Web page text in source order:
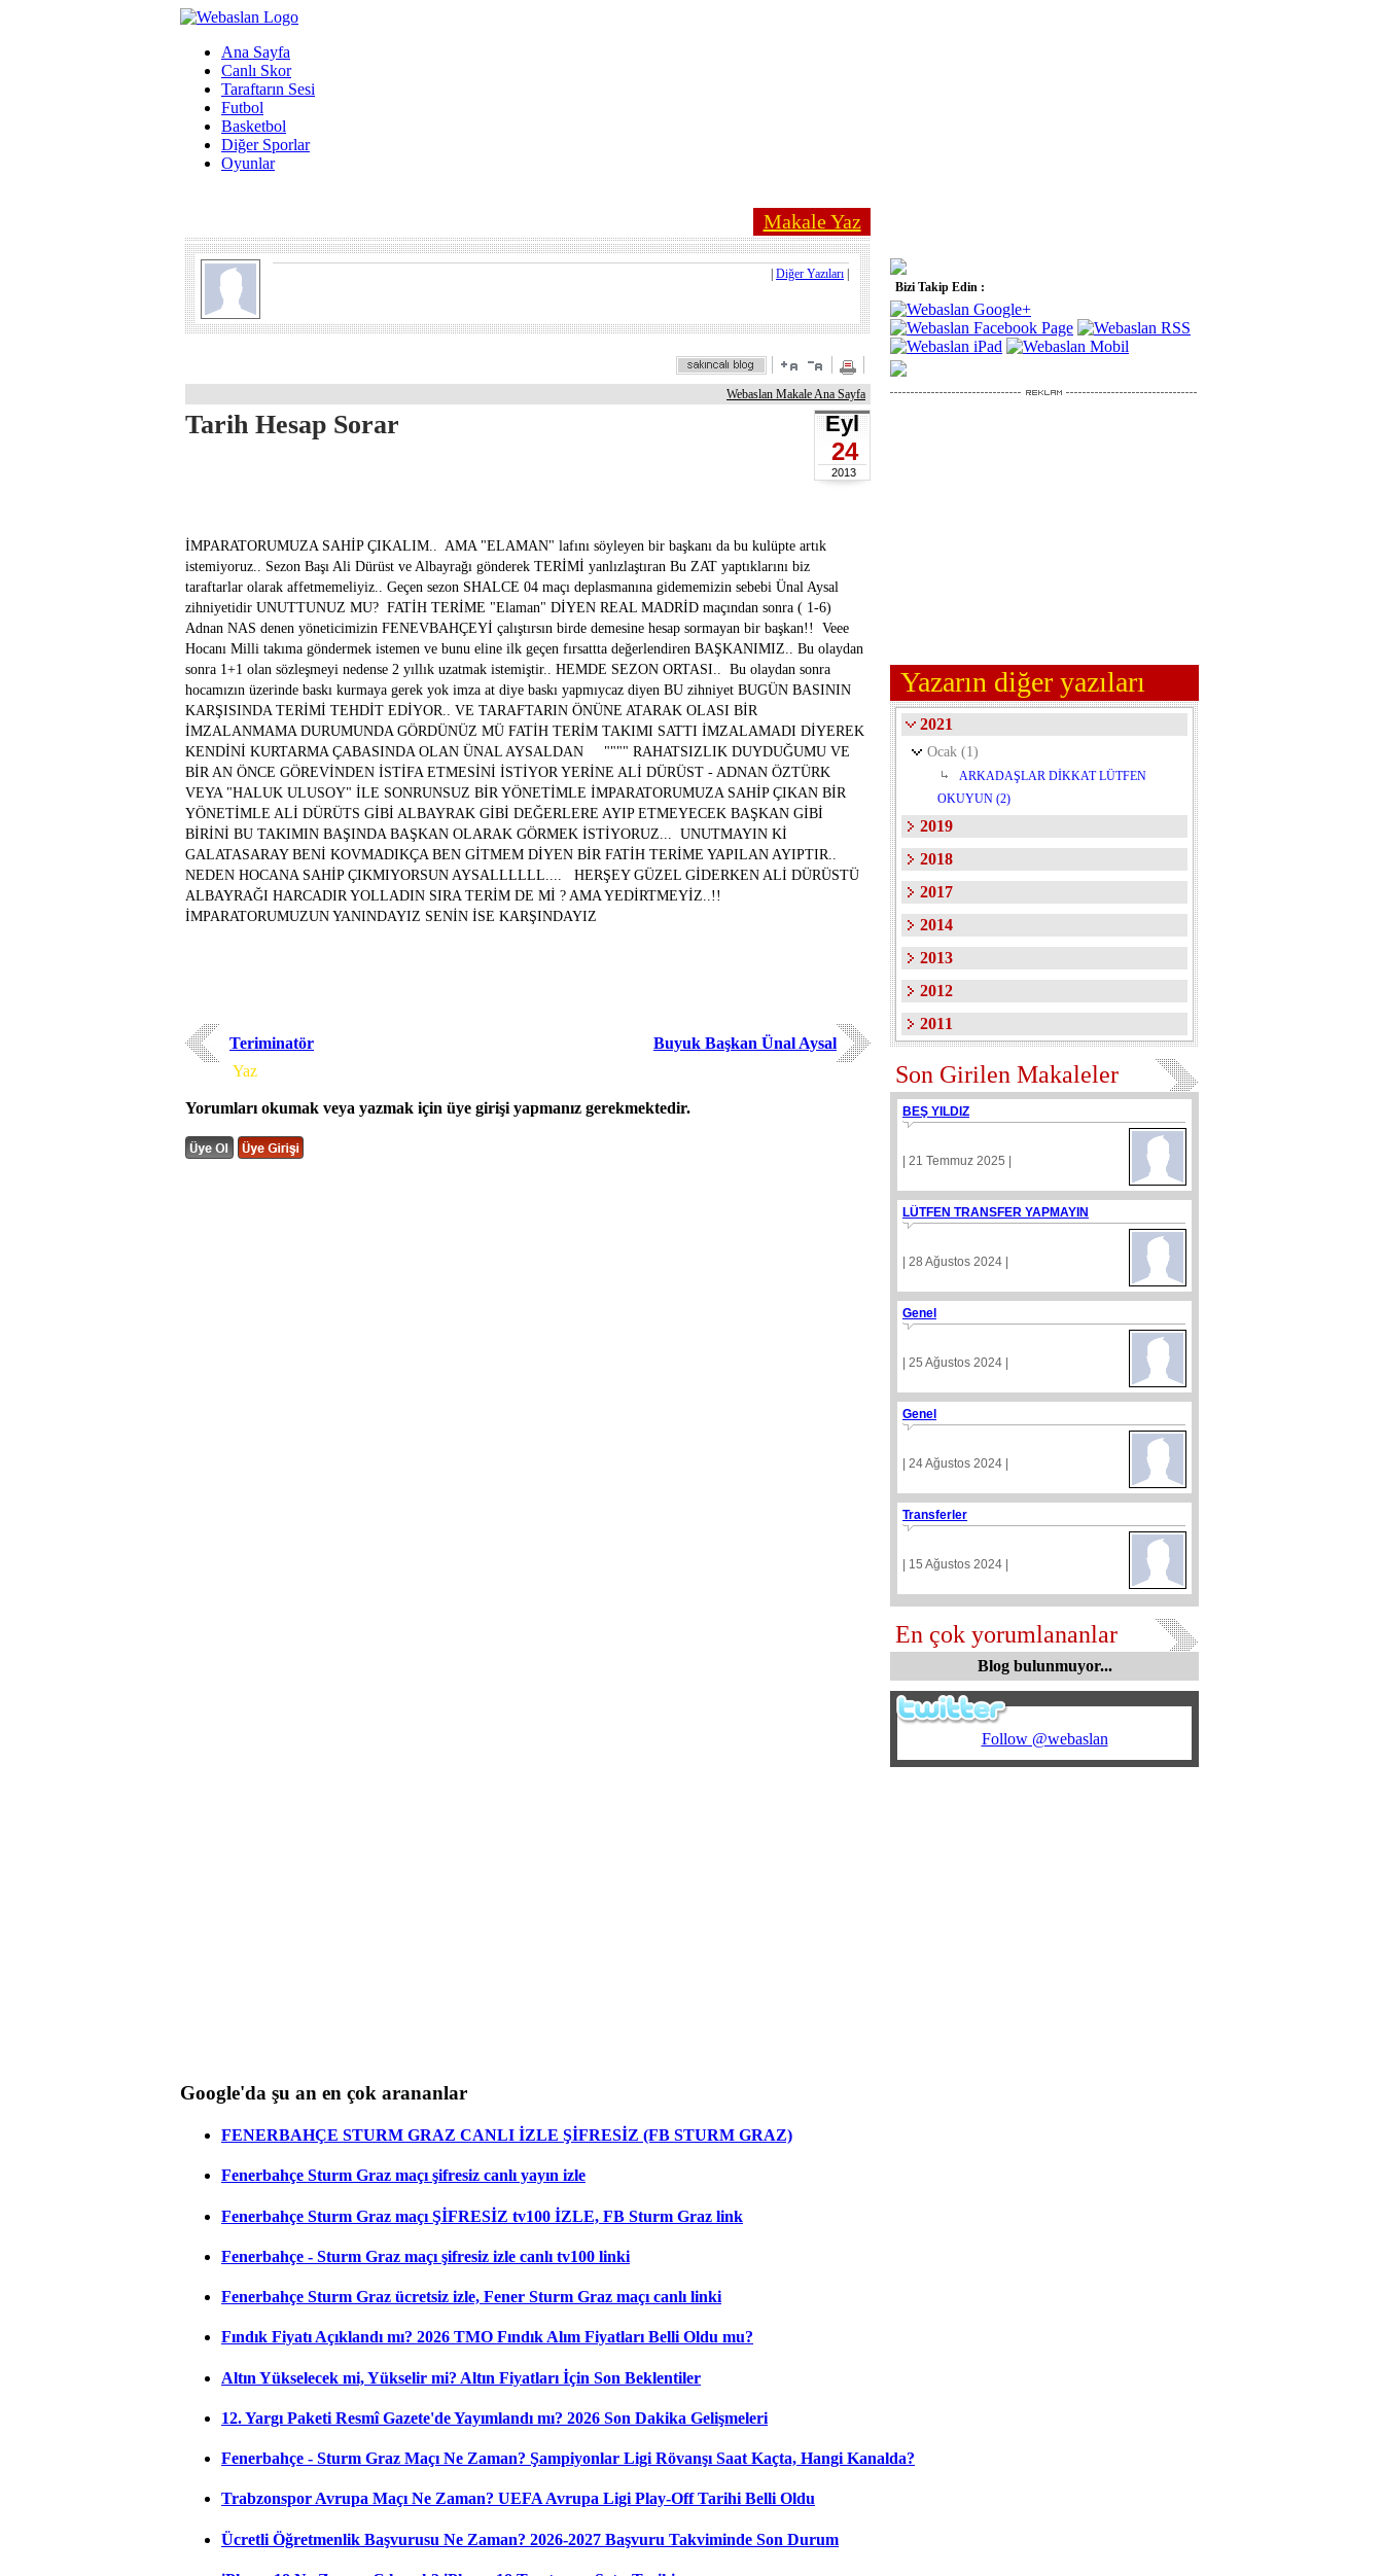
Ana Sayfa
Canlı Skor
Taraftarın Sesi
Futbol
Basketbol
Diğer Sporlar
Oyunlar
Makale Yaz
Diğer Yazıları
Webaslan Makale Ana Sayfa
Tarih Hesap Sorar Eyl
24
2013
İMPARATORUMUZA SAHİP ÇIKALIM.. AMA "ELAMAN" lafını söyleyen bir başkanı da bu kulüpte artık
istemiyoruz.. Sezon Başı Ali Dürüst ve Albayrağı gönderek TERİMİ yanlızlaştıran Bu ZAT yaptıklarını biz
taraftarlar olarak affetmemeliyiz.. Geçen sezon SHALCE 04 maçı deplasmanına gidememizin sebebi Ünal Aysal
zihniyetidir UNUTTUNUZ MU? FATİH TERİME "Elaman" DİYEN REAL MADRİD maçından sonra ( 1-6)
Adnan NAS denen yöneticimizin FENEVBAHÇEYİ çalıştırsın birde demesine hesap sormayan bir başkan!! Veee
Hocanı Milli takıma göndermek istemen ve bunu eline ilk geçen fırsattta değerlendiren BAŞKANIMIZ.. Bu olaydan
sonra 1+1 olan sözleşmeyi nedense 2 yıllık uzatmak istemiştir.. HEMDE SEZON ORTASI.. Bu olaydan sonra
hocamızın üzerinde baskı kurmaya gerek yok imza at diye baskı yapmıycaz diyen BU zihniyet BUGÜN BASININ
KARŞISINDA TERİMİ TEHDİT EDİYOR.. VE TARAFTARIN ÖNÜNE ATARAK OLASI BİR
İMZALANMAMA DURUMUNDA GÖRDÜNÜZ MÜ FATİH TERİM TAKIMI SATTI İMZALAMADI DİYEREK
KENDİNİ KURTARMA ÇABASINDA OLAN ÜNAL AYSALDAN """" RAHATSIZLIK DUYDUĞUMU VE
BİR AN ÖNCE GÖREVİNDEN İSTİFA ETMESİNİ İSTİYOR YERİNE ALİ DÜRÜST - ADNAN ÖZTÜRK
VEYA "HALUK ULUSOY" İLE SONRUNSUZ BİR YÖNETİMLE İMPARATORUMUZA SAHİP ÇIKAN BİR
YÖNETİMLE ALİ DÜRÜTS GİBİ ALBAYRAK GİBİ DEĞERLERE AYIP ETMEYECEK BAŞKAN GİBİ
BİRİNİ BU TAKIMIN BAŞINDA BAŞKAN OLARAK GÖRMEK İSTİYORUZ... UNUTMAYIN Kİ
GALATASARAY BENİ KOVMADIKÇA BEN GİTMEM DİYEN BİR FATİH TERİME YAPILAN AYIPTIR..
NEDEN HOCANA SAHİP ÇIKMIYORSUN AYSALLLLLL.... HERŞEY GÜZEL GİDERKEN ALİ DÜRÜSTÜ
ALBAYRAĞI HARCADIR YOLLADIN SIRA TERİM DE Mİ ? AMA YEDİRTMEYİZ..!!
İMPARATORUMUZUN YANINDAYIZ SENİN İSE KARŞINDAYIZ
Teriminatör
Buyuk Başkan Ünal Aysal
Yaz
Yorumları okumak veya yazmak için üye girişi yapmanız gerekmektedir.
Bizi Takip Edin :
Yazarın diğer yazıları
2021
Ocak (1)
ARKADAŞLAR DİKKAT LÜTFEN
OKUYUN (2)
2019
2018
2017
2014
2013
2012
2011
Son Girilen Makaleler
BEŞ YILDIZ
| 21 Temmuz 2025 |
LÜTFEN TRANSFER YAPMAYIN
| 28 Ağustos 2024 |
Genel
| 25 Ağustos 2024 |
Genel
| 24 Ağustos 2024 |
Transferler
| 15 Ağustos 2024 |
En çok yorumlananlar
Blog bulunmuyor...
Follow @webaslan
Google'da şu an en çok arananlar
FENERBAHÇE STURM GRAZ CANLI İZLE ŞİFRESİZ (FB STURM GRAZ)
Fenerbahçe Sturm Graz maçı şifresiz canlı yayın izle
Fenerbahçe Sturm Graz maçı ŞİFRESİZ tv100 İZLE, FB Sturm Graz link
Fenerbahçe - Sturm Graz maçı şifresiz izle canlı tv100 linki
Fenerbahçe Sturm Graz ücretsiz izle, Fener Sturm Graz maçı canlı linki
Fındık Fiyatı Açıklandı mı? 2026 TMO Fındık Alım Fiyatları Belli Oldu mu?
Altın Yükselecek mi, Yükselir mi? Altın Fiyatları İçin Son Beklentiler
12. Yargı Paketi Resmî Gazete'de Yayımlandı mı? 2026 Son Dakika Gelişmeleri
Fenerbahçe - Sturm Graz Maçı Ne Zaman? Şampiyonlar Ligi Rövanşı Saat Kaçta, Hangi Kanalda?
Trabzonspor Avrupa Maçı Ne Zaman? UEFA Avrupa Ligi Play-Off Tarihi Belli Oldu
Ücretli Öğretmenlik Başvurusu Ne Zaman? 2026-2027 Başvuru Takviminde Son Durum